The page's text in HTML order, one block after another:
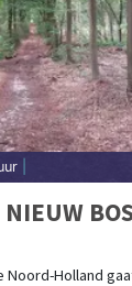
Noord-Holland